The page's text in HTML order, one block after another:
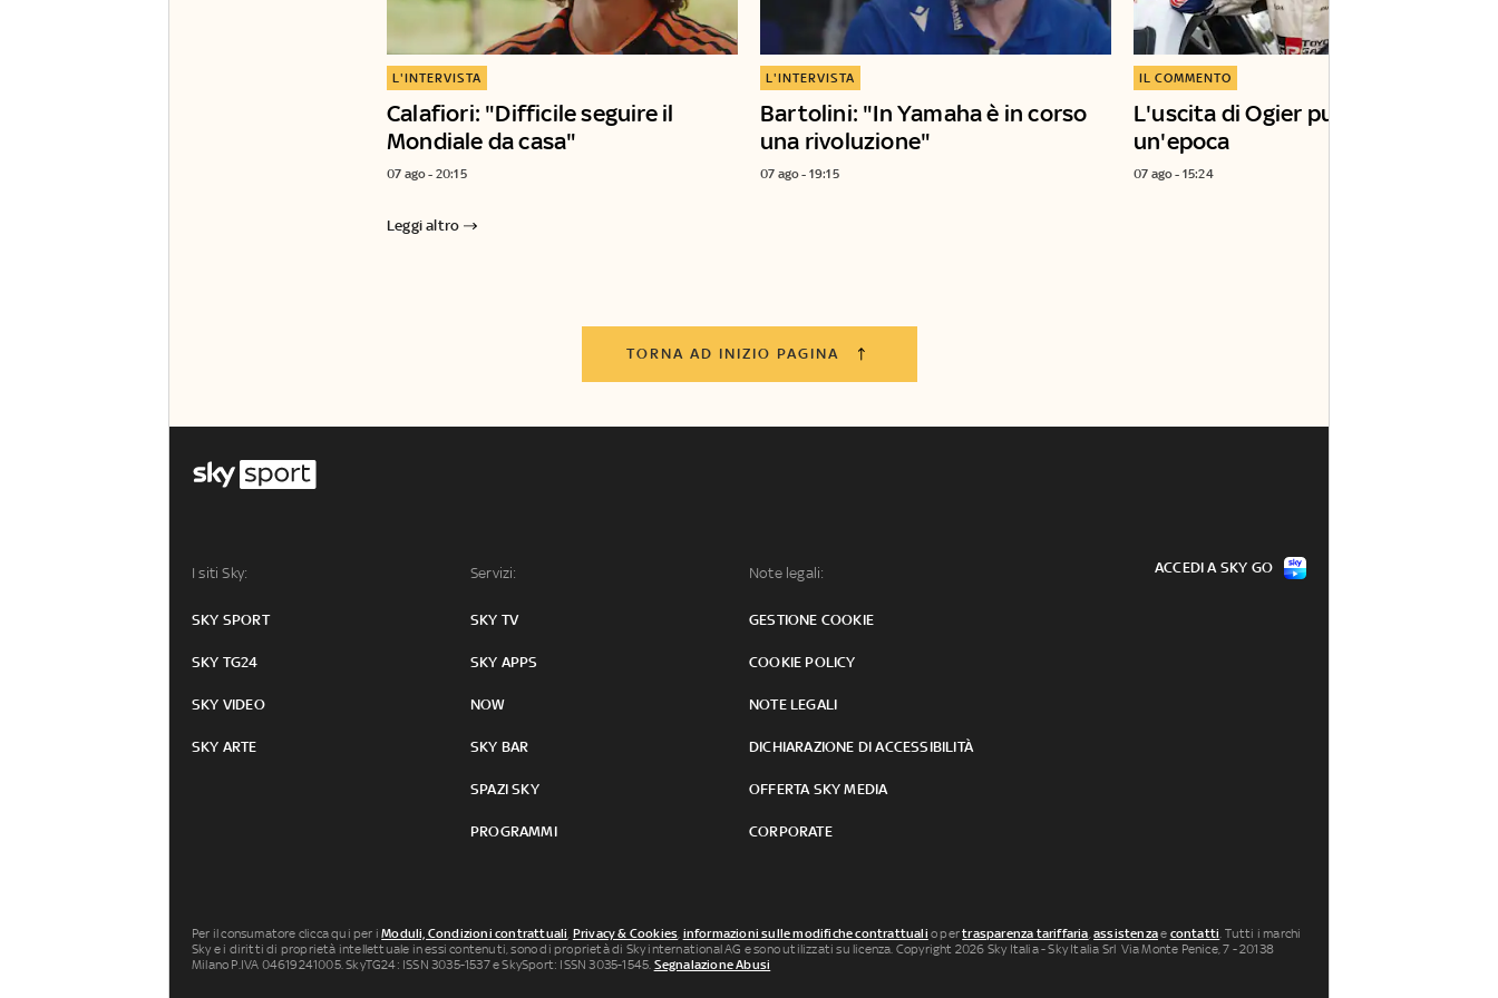
Calafiori: "Difficile seguire il
Mondiale da casa"
L'INTERVISTA
07 ago - 20:15
Bartolini: "In Yamaha è in corso
una rivoluzione"
L'INTERVISTA
07 ago - 19:15
L'uscita di Ogier può chiudere
un'epoca
IL COMMENTO
07 ago - 15:24
Leggi altro
TORNA AD INIZIO PAGINA
I siti Sky:
SKY SPORT
SKY TG24
SKY VIDEO
SKY ARTE
Servizi:
SKY TV
SKY APPS
NOW
SKY BAR
SPAZI SKY
PROGRAMMI
Note legali:
GESTIONE COOKIE
COOKIE POLICY
NOTE LEGALI
DICHIARAZIONE DI ACCESSIBILITÀ
OFFERTA SKY MEDIA
CORPORATE
ACCEDI A SKY GO
Per il consumatore clicca qui per iModuli, Condizioni contrattuali, Privacy & Cookies, informazioni sulle modifiche contrattuali o pertrasparenza tariffaria,assistenzae contatti. Tutti i marchi
Sky e i diritti di proprietà intellettuale in essi contenuti, sono di proprietà di Sky international AG e sono utilizzati su licenza. Copyright 2026 Sky Italia - Sky Italia Srl Via Monte Penice, 7 - 20138
Milano P.IVA 04619241005. SkyTG24: ISSN 3035-1537 e SkySport: ISSN 3035-1545. Segnalazione Abusi